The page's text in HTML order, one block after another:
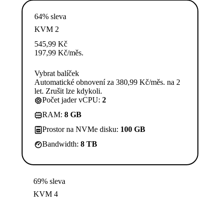
64% sleva
KVM 2
545,99 Kč
197,99 Kč/měs.
Vybrat balíček
Automatické obnovení za 380,99 Kč/měs. na 2
let. Zrušit lze kdykoli.
Počet jader vCPU: 2
RAM: 8 GB
Prostor na NVMe disku: 100 GB
Bandwidth: 8 TB
69% sleva
KVM 4